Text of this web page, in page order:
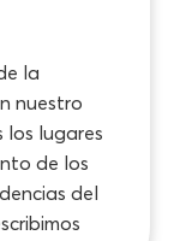
la
nuestro
los lugares
de los
del